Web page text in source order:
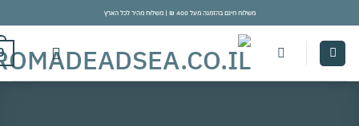
משלוח חינם בהזמנה מעל 400 ₪ | משלוח מהיר לכל הארץ
0